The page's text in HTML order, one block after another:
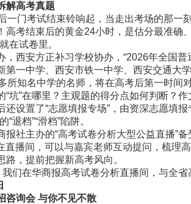
高考真题
门考试结束铃响起，当走出考场的那一
结束后的黄金24小时，是估分最准确、
在试卷里。
安方正补习学校协办，“2026年全国普
中学、西安市铁一中学、西安交通大
所知名中学的名师，将在高考后第一时间
“坑”在哪里？主观题的得分点如何判断？
置了“志愿填报专场”，由资深志愿填报
退档”“滑档”陷阱。
主办的“高考试卷分析大型公益直播”备
直播间，可以与嘉宾老师互动提问，梳
路，提前把握新高考风向。
在华商报高考试卷分析直播间，与全省
询会 与你不见不散